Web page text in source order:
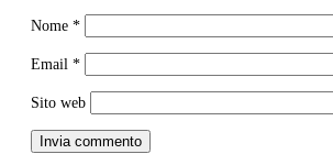
Nome *
Email *
Sito web
Invia commento